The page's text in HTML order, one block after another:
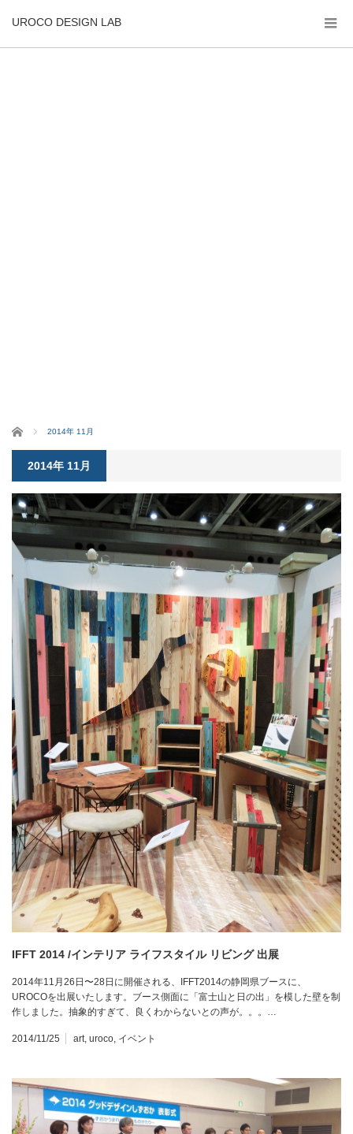
UROCO DESIGN LAB
ホーム 2014年 11月
2014年 11月
IFFT 2014 /インテリア ライフスタイル リビング 出展
2014年11月26日〜28日に開催される、IFFT2014の静岡県ブースに、
UROCOを出展いたします。ブース側面に「富士山と日の出」を模した壁を制
作しました。抽象的すぎて、良くわからないとの声が。。。…
2014/11/25 art, uroco, イベント